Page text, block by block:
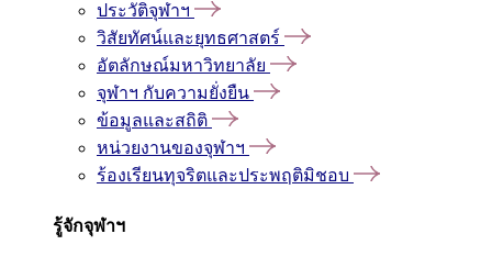
ประวัติจุฬาฯ
วิสัยทัศน์และยุทธศาสตร์
อัตลักษณ์มหาวิทยาลัย
จุฬาฯ กับความยั่งยืน
ข้อมูลและสถิติ
หน่วยงานของจุฬาฯ
ร้องเรียนทุจริตและประพฤติมิชอบ
รู้จักจุฬาฯ